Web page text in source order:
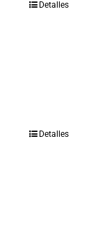
Detalles
Detalles